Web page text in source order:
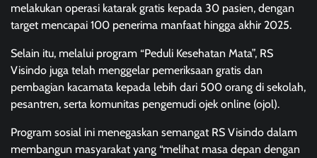
melakukan operasi katarak gratis kepada 30 pasien, dengan
target mencapai 100 penerima manfaat hingga akhir 2025.
Selain itu, melalui program “Peduli Kesehatan Mata”, RS
Visindo juga telah menggelar pemeriksaan gratis dan
pembagian kacamata kepada lebih dari 500 orang di sekolah,
pesantren, serta komunitas pengemudi ojek online (ojol).
Program sosial ini menegaskan semangat RS Visindo dalam
membangun masyarakat yang “melihat masa depan dengan